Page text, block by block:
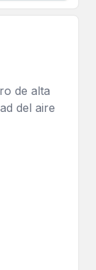
de alta
del aire